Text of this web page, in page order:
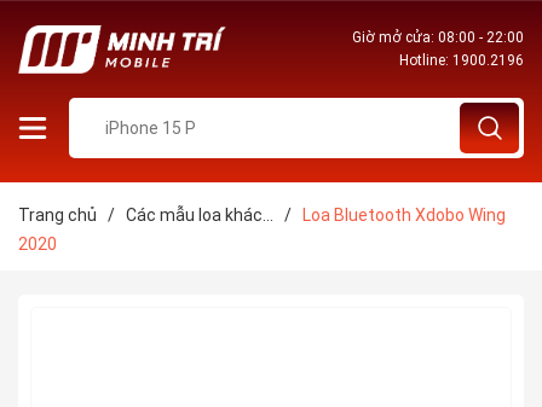
Giờ mở cửa: 08:00 - 22:00
Hotline: 1900.2196
Trang chủ / Các mẫu loa khác... /
Loa Bluetooth Xdobo Wing
2020